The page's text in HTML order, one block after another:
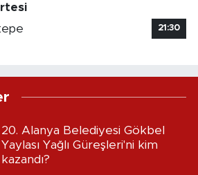
21:30
20. Alanya Belediyesi Gökbel
Yaylası Yağlı Güreşleri'ni kim
kazandı?